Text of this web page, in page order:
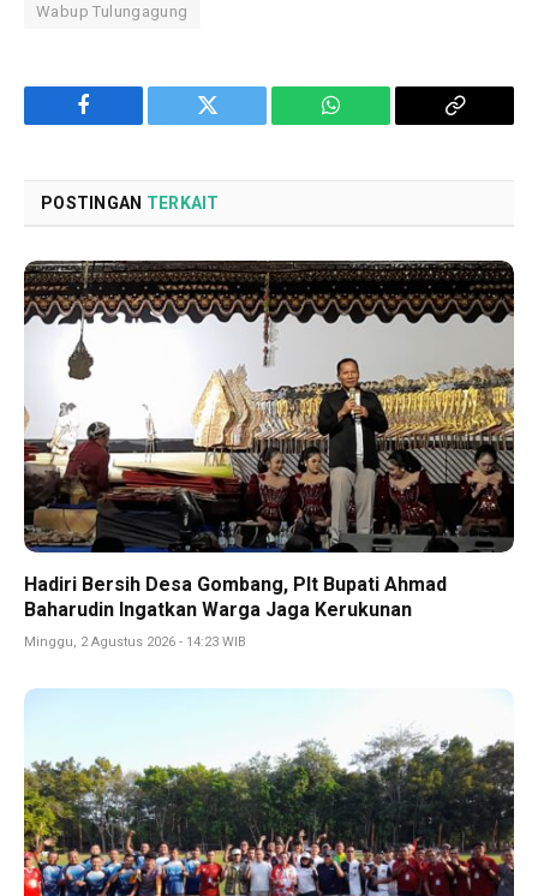
Wabup Tulungagung
Facebook Twitter WhatsApp
Copy
POSTINGAN TERKAIT
Hadiri Bersih Desa Gombang, Plt Bupati Ahmad
Baharudin Ingatkan Warga Jaga Kerukunan
Minggu, 2 Agustus 2026 - 14:23 WIB